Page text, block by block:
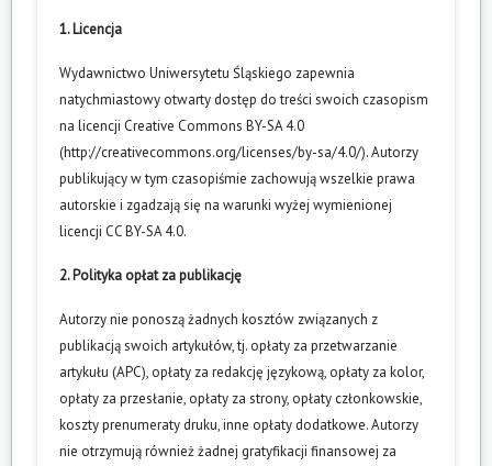
1. Licencja
Wydawnictwo Uniwersytetu Śląskiego zapewnia
natychmiastowy otwarty dostęp do treści swoich czasopism
na licencji Creative Commons BY-SA 4.0
(http://creativecommons.org/licenses/by-sa/4.0/). Autorzy
publikujący w tym czasopiśmie zachowują wszelkie prawa
autorskie i zgadzają się na warunki wyżej wymienionej
licencji CC BY-SA 4.0.
2. Polityka opłat za publikację
Autorzy nie ponoszą żadnych kosztów związanych z
publikacją swoich artykułów, tj. opłaty za przetwarzanie
artykułu (APC), opłaty za redakcję językową, opłaty za kolor,
opłaty za przesłanie, opłaty za strony, opłaty członkowskie,
koszty prenumeraty druku, inne opłaty dodatkowe. Autorzy
nie otrzymują również żadnej gratyfikacji finansowej za